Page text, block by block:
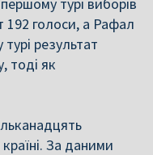
192 голоси, а Рафал
результат
тоді як
країні. За даними